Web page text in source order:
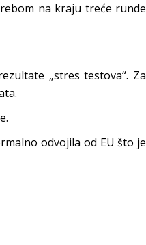
na kraju treće runde
„stres testova“. Za
odvojila od EU što je